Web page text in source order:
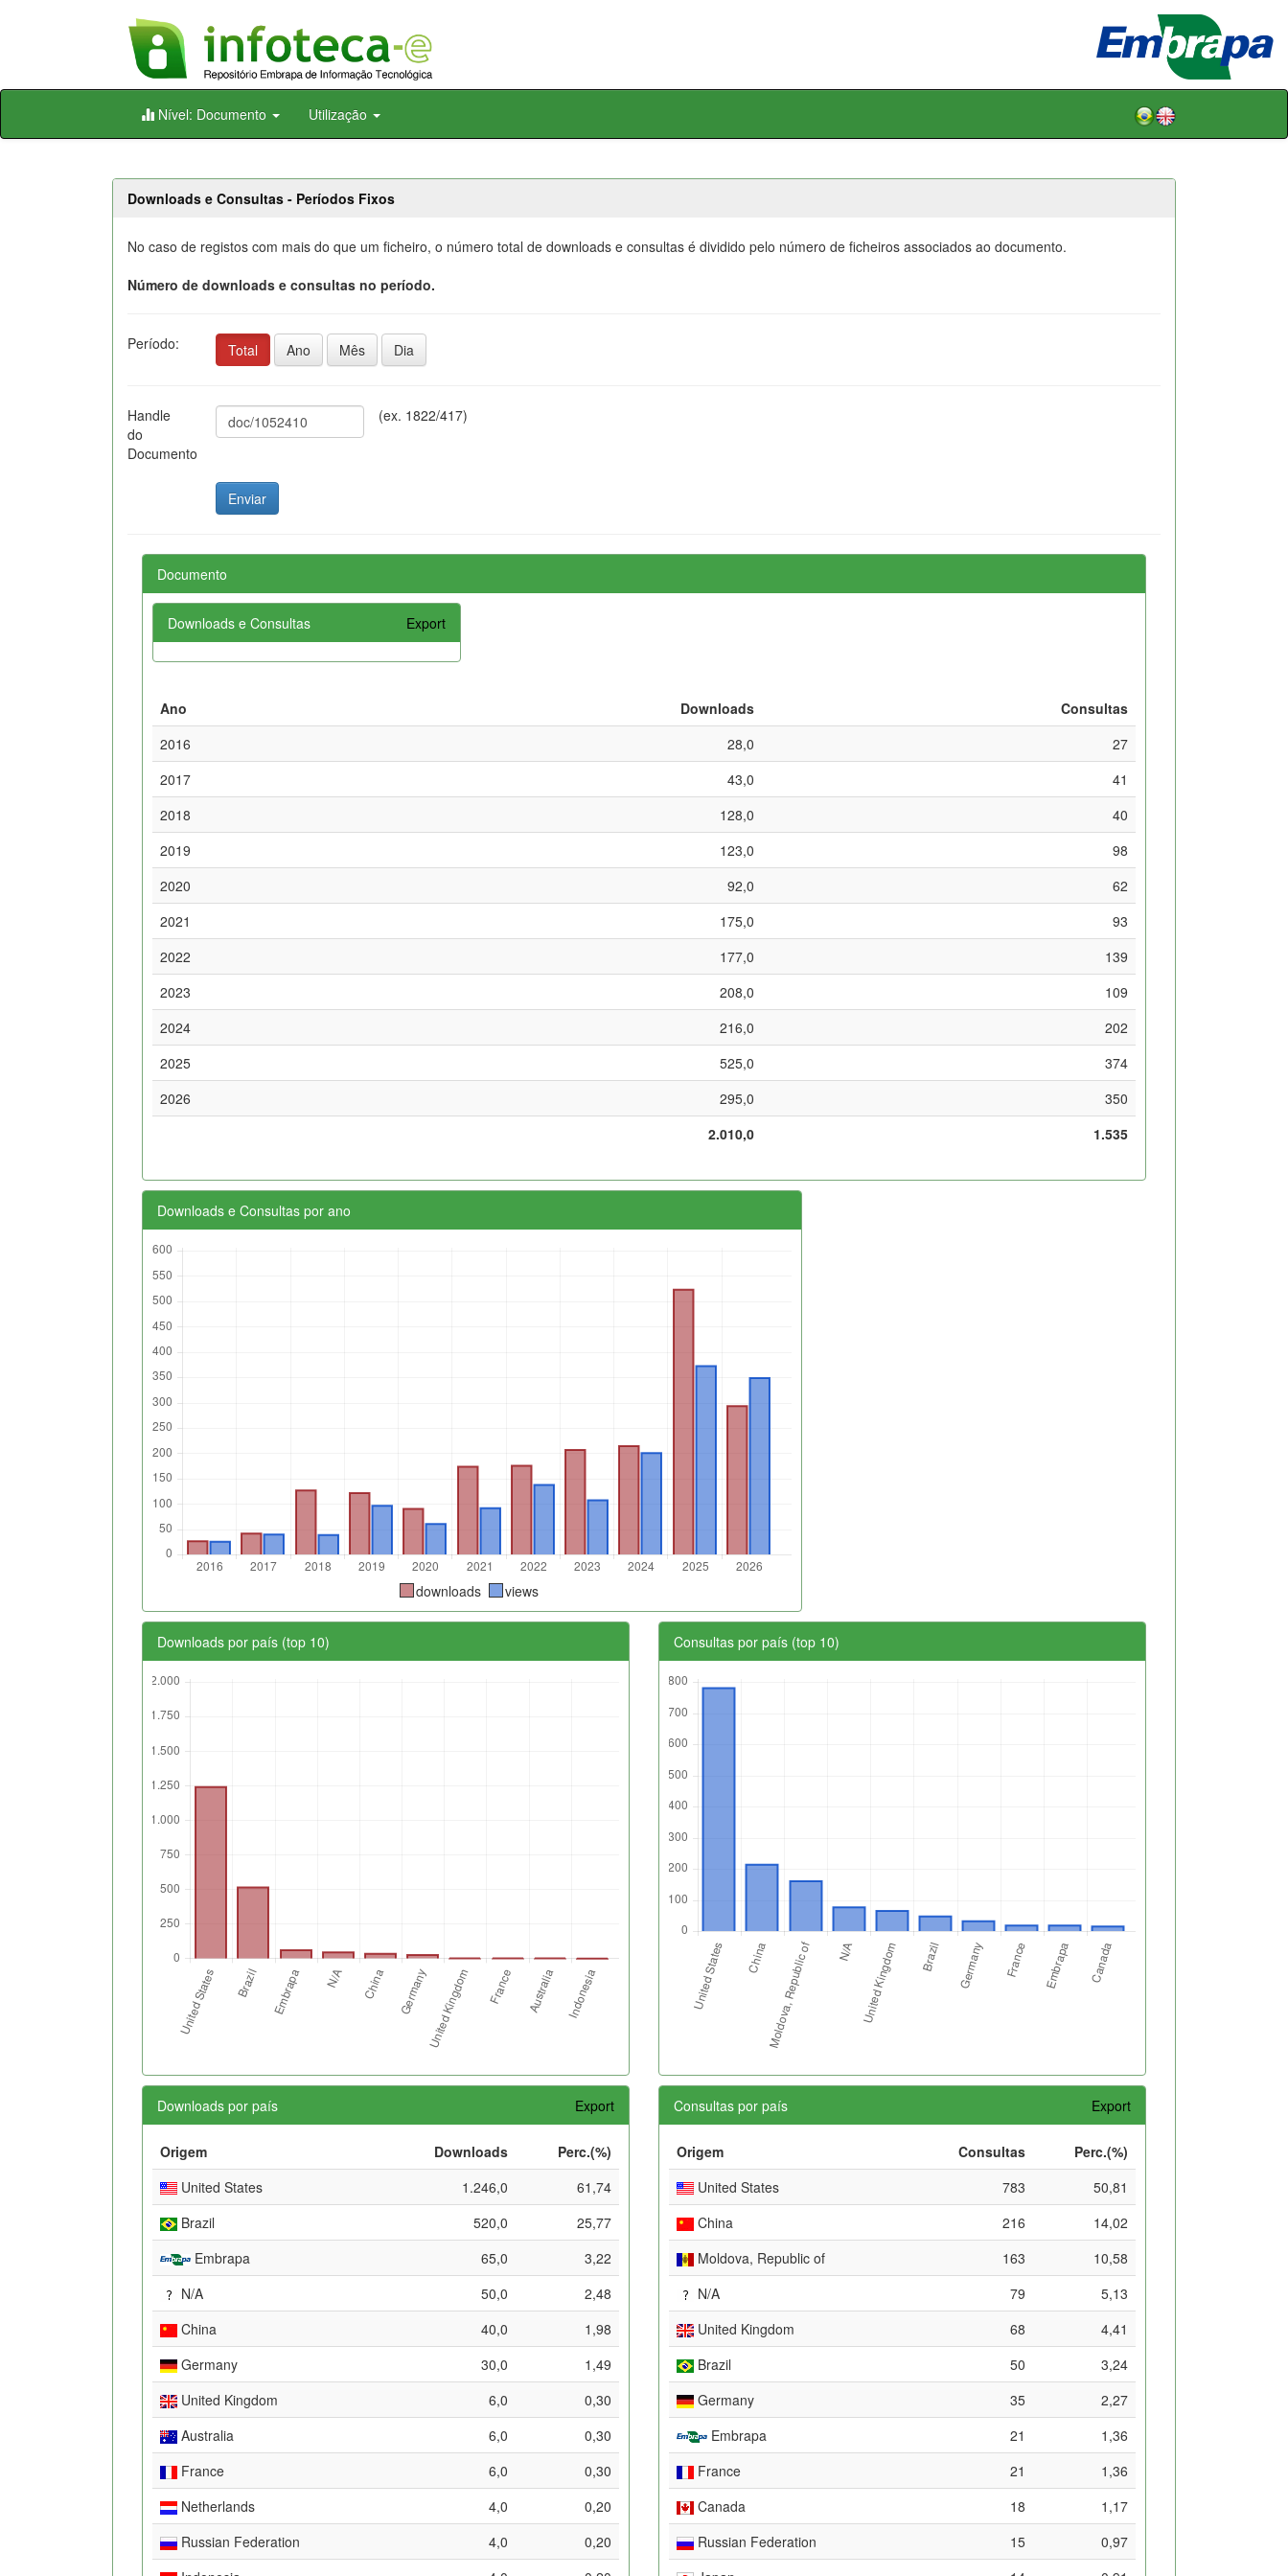
Skip
Nível: Documento Utilização
Downloads e Consultas - Períodos Fixos
No caso de registos com mais do que um ficheiro, o número total de downloads e consultas é dividido pelo número de ficheiros associados ao documento.
Número de downloads e consultas no período.
Período: Total Ano Mês Dia
Handle
do
Documento
(ex. 1822/417)
Documento
Downloads e Consultas Export
Ano Downloads
Consultas
2016
28,0
27
2017
43,0
41
2018
128,0
40
2019
123,0
98
2020
92,0
62
2021
175,0
93
2022
177,0
139
2023
208,0
109
2024
216,0
202
2025
525,0
374
2026
295,0
350
2.010,0
1.535
Downloads e Consultas por ano
downloads views
Downloads por país (top 10) Consultas por país (top 10)
Downloads por país Export
Origem Downloads
Perc.(%)
United States
1.246,0
61,74
Brazil
520,0
25,77
Embrapa
65,0
3,22
N/A
50,0
2,48
China
40,0
1,98
Germany
30,0
1,49
United Kingdom
6,0
0,30
Australia
6,0
0,30
France
6,0
0,30
Netherlands
4,0
0,20
Russian Federation
4,0
0,20
Consultas por país Export
Origem Consultas
Perc.(%)
United States
783
50,81
China
216
14,02
Moldova, Republic of
163
10,58
N/A
79
5,13
United Kingdom
68
4,41
Brazil
50
3,24
Germany
35
2,27
Embrapa
21
1,36
France
21
1,36
Canada
18
1,17
Russian Federation
15
0,97